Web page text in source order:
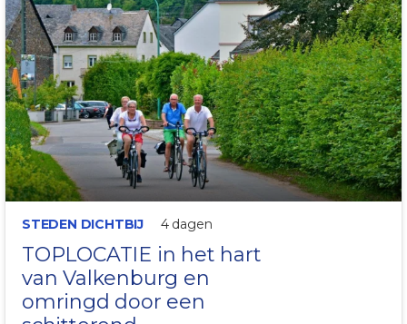
STEDEN DICHTBIJ 4 dagen
TOPLOCATIE in het hart
vanValkenburg en
omringd door een